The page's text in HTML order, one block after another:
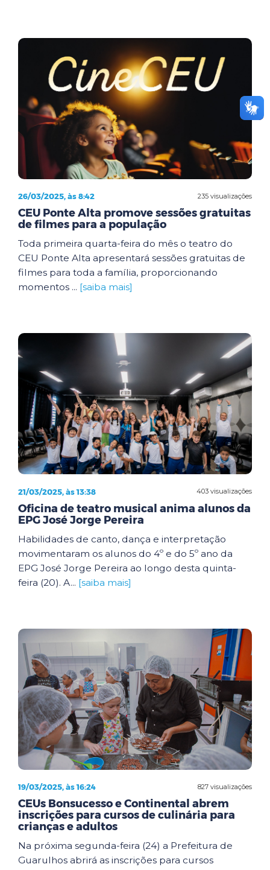
235 visualizações
26/03/2025, às 8:42
CEU Ponte Alta promove sessões gratuitas
de filmes para a população
Toda primeira quarta-feira do mês o teatro do
CEU Ponte Alta apresentará sessões gratuitas de
filmes para toda a família, proporcionando
momentos ... [saiba mais]
403 visualizações
21/03/2025, às 13:38
Oficina de teatro musical anima alunos da
EPG José Jorge Pereira
Habilidades de canto, dança e interpretação
movimentaram os alunos do 4º e do 5º ano da
EPG José Jorge Pereira ao longo desta quinta-
feira (20). A... [saiba mais]
827 visualizações
19/03/2025, às 16:24
CEUs Bonsucesso e Continental abrem
inscrições para cursos de culinária para
crianças e adultos
Na próxima segunda-feira (24) a Prefeitura de
Guarulhos abrirá as inscrições para cursos